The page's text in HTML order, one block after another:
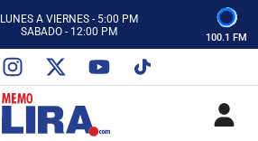
LUNES A VIERNES - 5:00 PM
SABADO - 12:00 PM
CON MEMO LIRA Y SU EQUIPO
LUNES A VIERNES - 5:00 PM
SABADO - 12:00 PM
100.1 FM